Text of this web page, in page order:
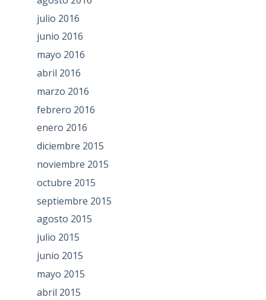
julio 2016
junio 2016
mayo 2016
abril 2016
marzo 2016
febrero 2016
enero 2016
diciembre 2015
noviembre 2015
octubre 2015
septiembre 2015
agosto 2015
julio 2015
junio 2015
mayo 2015
abril 2015